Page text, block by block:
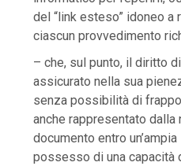
del “link esteso” idoneo a
ciascun provvedimento
– che, sul punto, il diritto
assicurato nella sua
senza possibilità di
anche rappresentato
documento entro
possesso di una capacità